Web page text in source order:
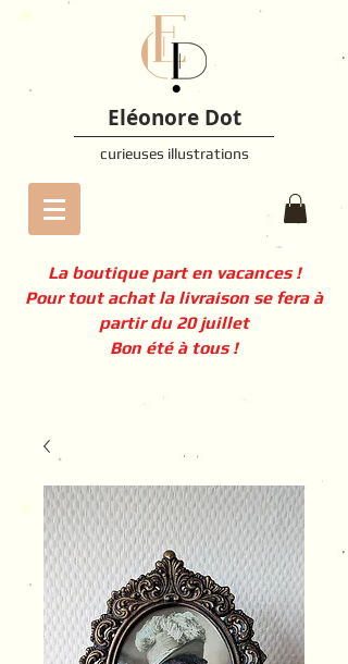
Eléonore Dot
curieuses illustrations
La boutique part en vacances !
Pour tout achat la livraison se fera à
partir du 20 juillet
Bon été à tous !